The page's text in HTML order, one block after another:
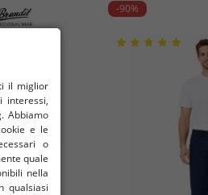
-90%
il ​​miglior
interessi,
Abbiamo
e le
o
quale
nella
qualsiasi